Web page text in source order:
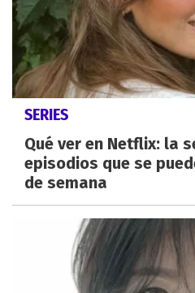
SERIES
Qué ver en Netflix: la
episodios que se
de semana